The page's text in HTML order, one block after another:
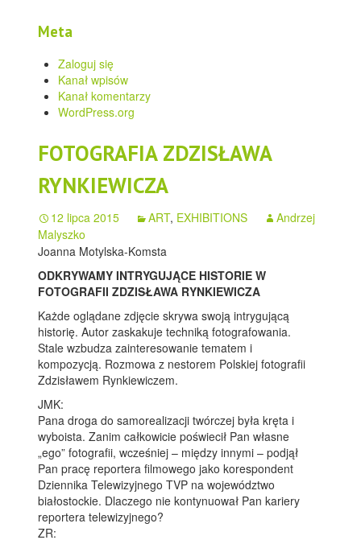
Meta
Zaloguj się
Kanał wpisów
Kanał komentarzy
WordPress.org
FOTOGRAFIA ZDZISŁAWA
RYNKIEWICZA
12 lipca 2015 ART, EXHIBITIONS
Andrzej
Malyszko
Joanna Motylska-Komsta
ODKRYWAMY INTRYGUJĄCE HISTORIE W
FOTOGRAFII ZDZISŁAWA RYNKIEWICZA
Każde oglądane zdjęcie skrywa swoją intrygującą
historię. Autor zaskakuje techniką fotografowania.
Stale wzbudza zainteresowanie tematem i
kompozycją. Rozmowa z nestorem Polskiej fotografii
Zdzisławem Rynkiewiczem.
JMK:
Pana droga do samorealizacji twórczej była kręta i
wyboista. Zanim całkowicie poświecił Pan własne
„ego” fotografii, wcześniej – między innymi – podjął
Pan pracę reportera filmowego jako korespondent
Dziennika Telewizyjnego TVP na województwo
białostockie. Dlaczego nie kontynuował Pan kariery
reportera telewizyjnego?
ZR: